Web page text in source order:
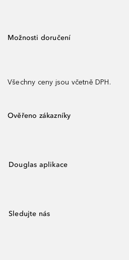
Možnosti doručení
Všechny ceny jsou včetně DPH.
Ověřeno zákazníky
Douglas aplikace
Sledujte nás